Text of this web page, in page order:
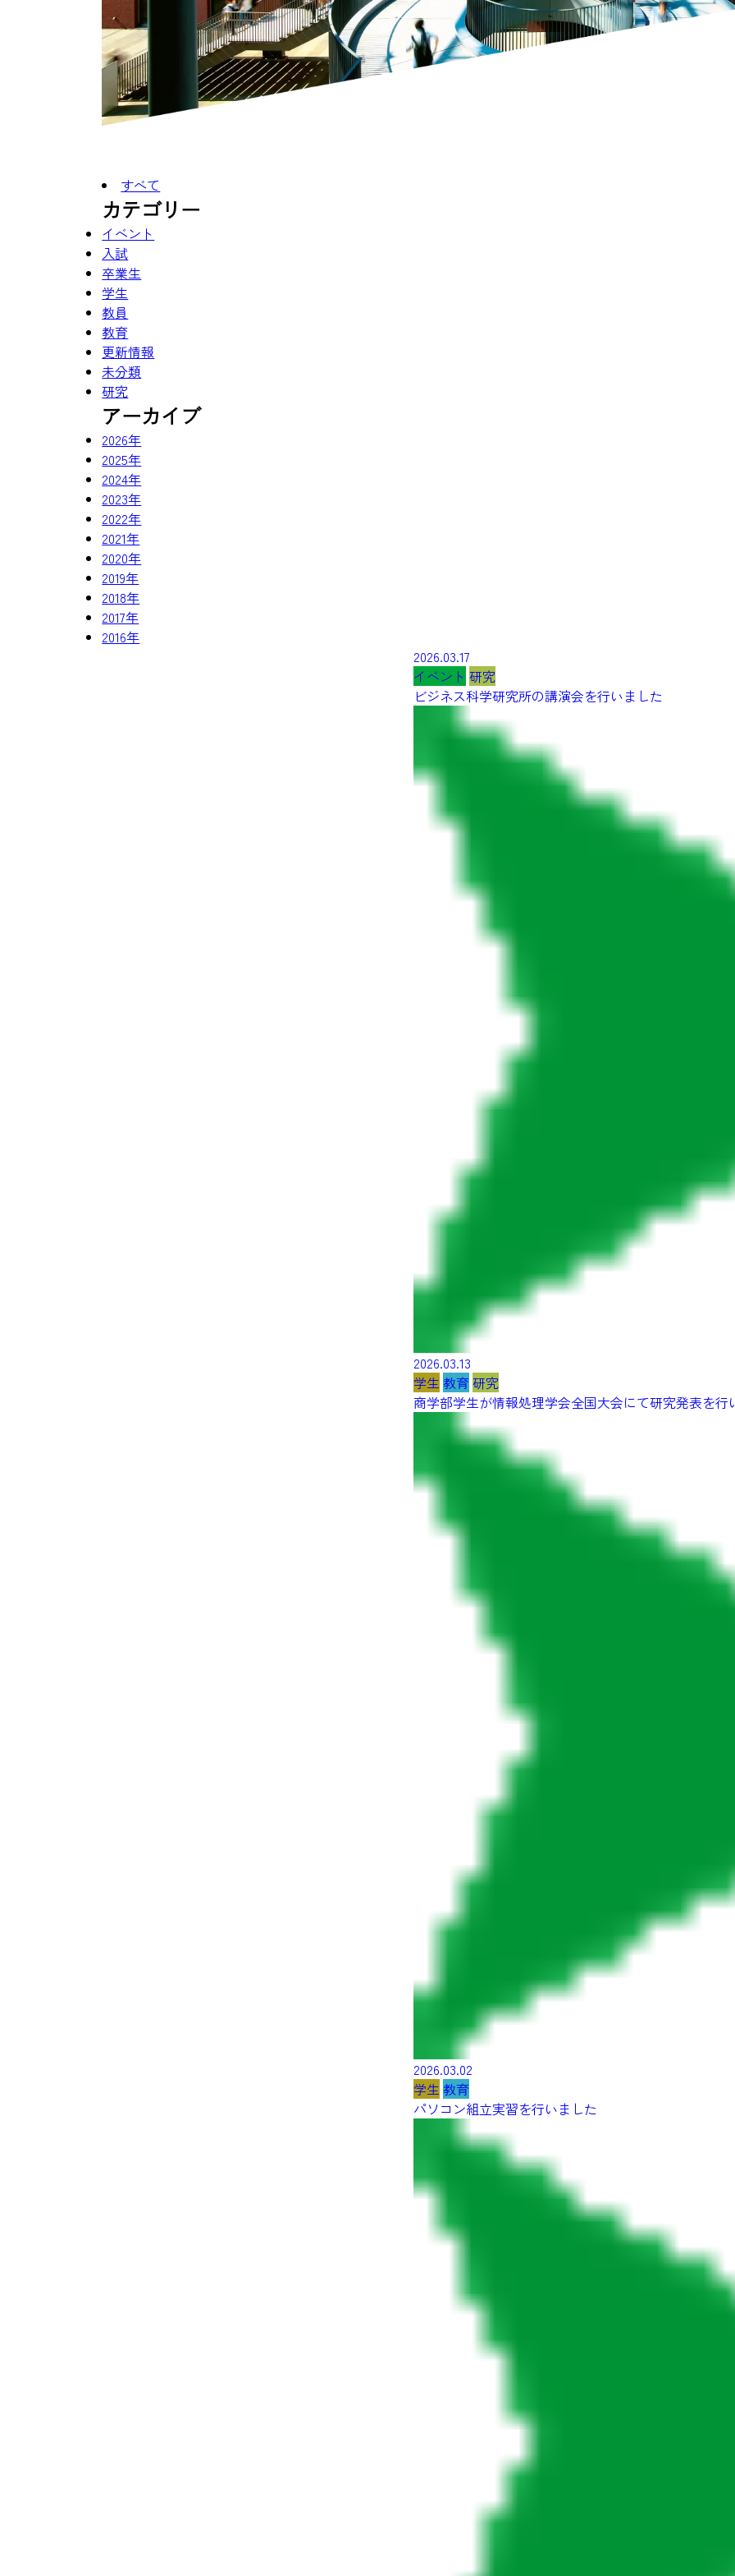
すべて
カテゴリー
イベント
入試
卒業生
学生
教員
教育
更新情報
未分類
研究
アーカイブ
2026年
2025年
2024年
2023年
2022年
2021年
2020年
2019年
2018年
2017年
2016年
2026.03.17
イベント 研究
ビジネス科学研究所の講演会を行いました
2026.03.13
学生 教育研究
商学部学生が情報処理学会全国大会にて研究発表を行
2026.03.02
学生 教育
パソコン組立実習を行いました